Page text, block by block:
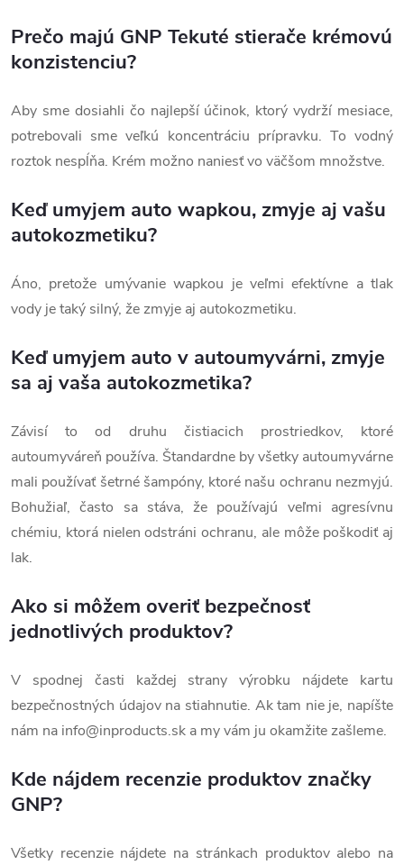
Prečo majú GNP Tekuté stierače krémovú
konzistenciu?
Aby sme dosiahli čo najlepší účinok, ktorý vydrží mesiace,
potrebovali sme veľkú koncentráciu prípravku. To vodný
roztok nespĺňa. Krém možno naniesť vo väčšom množstve.
Keď umyjem auto wapkou, zmyje aj vašu
autokozmetiku?
Áno, pretože umývanie wapkou je veľmi efektívne a tlak
vody je taký silný, že zmyje aj autokozmetiku.
Keď umyjem auto v autoumyvárni, zmyje
sa aj vaša autokozmetika?
Závisí to od druhu čistiacich prostriedkov, ktoré
autoumyváreň používa. Štandardne by všetky autoumyvárne
mali používať šetrné šampóny, ktoré našu ochranu nezmyjú.
Bohužiaľ, často sa stáva, že používajú veľmi agresívnu
chémiu, ktorá nielen odstráni ochranu, ale môže poškodiť aj
lak.
Ako si môžem overiť bezpečnosť
jednotlivých produktov?
V spodnej časti každej strany výrobku nájdete kartu
bezpečnostných údajov na stiahnutie. Ak tam nie je, napíšte
nám na info@inproducts.sk a my vám ju okamžite zašleme.
Kde nájdem recenzie produktov značky
GNP?
Všetky recenzie nájdete na stránkach produktov alebo na